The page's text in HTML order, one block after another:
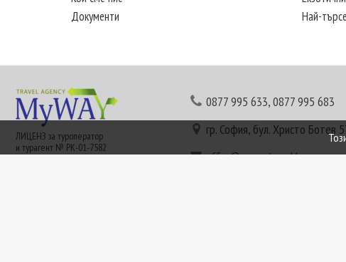
Документи
Най-
ЛИЦЕНЗ за туроператор
и турагент № РК-01-7582
0877 995 633,0877 995 683
гр. София, бул. Христо Ботев
office@mywaytravel.bg